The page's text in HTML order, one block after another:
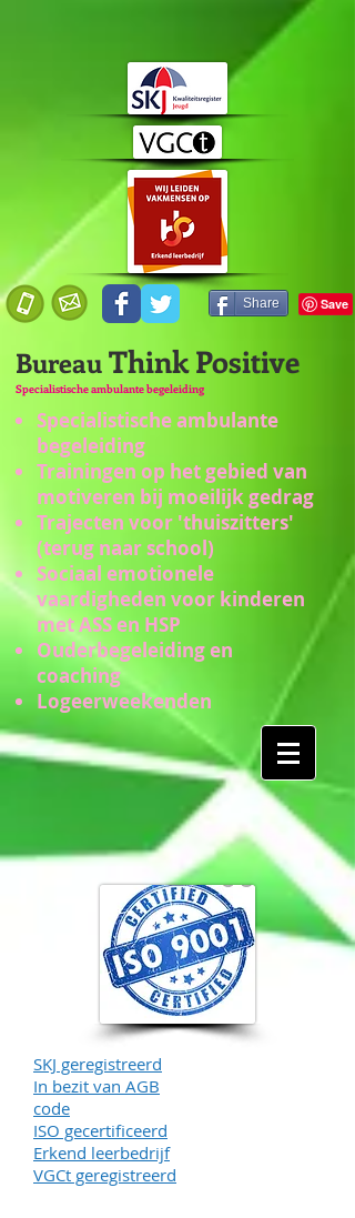
Share
BureauThink Positive
Specialistische ambulante begeleiding
Specialistische ambulante
begeleiding
Trainingen op het gebied van
motiveren bij moeilijk gedrag
Trajecten voor 'thuiszitters'
(terug naar school)
Sociaal emotionele
vaardigheden voor kinderen
met ASS en HSP
Ouderbegeleiding en
coaching
Logeerweekenden
SKJ geregistreerd
In bezit van AGB
code
ISO gecertificeerd
Erkend leerbedrijf
VGCt geregistreerd